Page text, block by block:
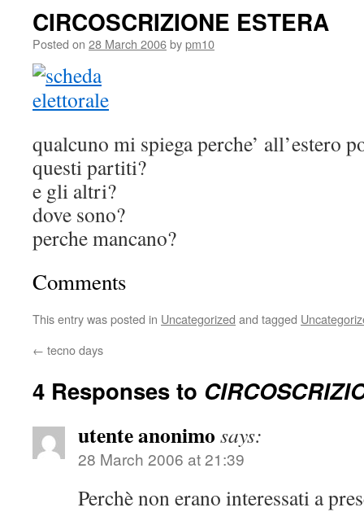
CIRCOSCRIZIONE ESTERA
Posted on 28 March 2006bypm10
qualcuno mi spiega perche’ all’estero
questi partiti?
e gli altri?
dove sono?
perche mancano?
Comments
This entry was posted in Uncategorized and tagged
← tecno days
4 Responses to
utente anonimo says:
28 March 2006 at 21:39
Perchè non erano interessati a